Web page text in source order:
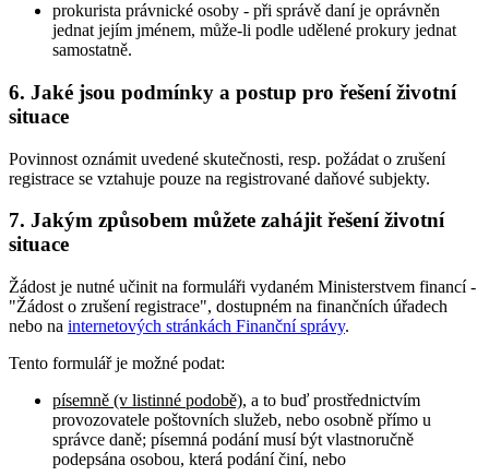
prokurista právnické osoby - při správě daní je oprávněn
jednat jejím jménem, může-li podle udělené prokury jednat
samostatně.
6. Jaké jsou podmínky a postup pro řešení životní
situace
Povinnost oznámit uvedené skutečnosti, resp. požádat o zrušení
registrace se vztahuje pouze na registrované daňové subjekty.
7. Jakým způsobem můžete zahájit řešení životní
situace
Žádost je nutné učinit na formuláři vydaném Ministerstvem financí -
"Žádost o zrušení registrace", dostupném na finančních úřadech
nebo na internetových stránkách Finanční správy.
Tento formulář je možné podat:
písemně (v listinné podobě), a to buď prostřednictvím
provozovatele poštovních služeb, nebo osobně přímo u
správce daně; písemná podání musí být vlastnoručně
podepsána osobou, která podání činí, nebo